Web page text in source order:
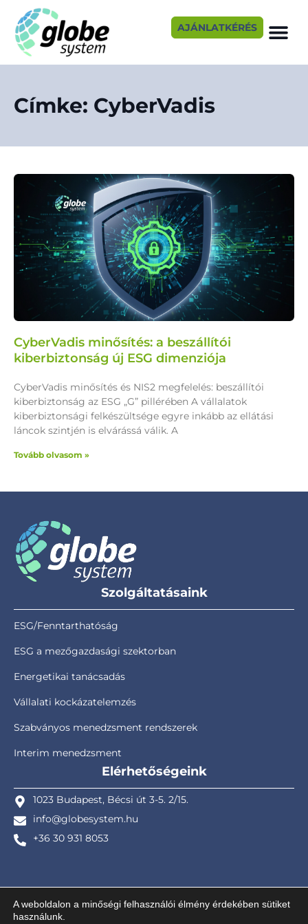
AJÁNLATKÉRÉS
Címke: CyberVadis
CyberVadis minősítés: a beszállítói
kiberbiztonság új ESG dimenziója
CyberVadis minősítés és NIS2 megfelelés: beszállítói
kiberbiztonság az ESG „G” pillérében A vállalatok
kiberbiztonsági felkészültsége egyre inkább az ellátási
láncok szintjén is elvárássá válik. A
Tovább olvasom »
Szolgáltatásaink
ESG/Fenntarthatóság
ESG a mezőgazdasági szektorban
Energetikai tanácsadás
Vállalati kockázatelemzés
Szabványos menedzsment rendszerek
Interim menedzsment
Elérhetőségeink
1023 Budapest, Bécsi út 3-5. 2/15.
info@globesystem.hu
+36 30 931 8053
A weboldalon a minőségi felhasználói élmény érdekében sütiket
használunk.